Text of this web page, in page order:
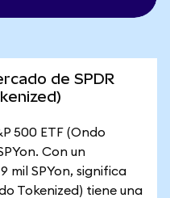
de SPDR
500 ETF (Ondo
Con un
mil SPYon, significa
Tokenized) tiene una